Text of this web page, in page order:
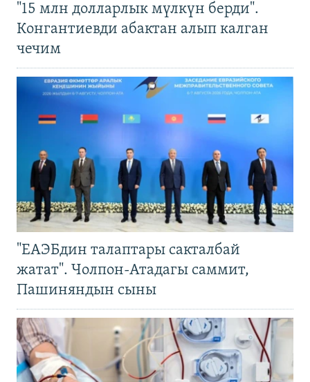
"15 млн долларлык мүлкүн берди".
Конгантиевди абактан алып калган
чечим
"ЕАЭБдин талаптары сакталбай
жатат". Чолпон-Атадагы саммит,
Пашиняндын сыны